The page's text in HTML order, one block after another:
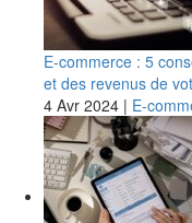
E-commerce : 5
et des revenus de
4 Avr 2024 | E-